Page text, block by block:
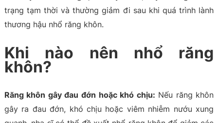
trạng tạm thời và thường giảm đi sau khi quá trình lành
thương hậu nhổ răng khôn.
Khi nào nên nhổ răng
khôn?
Răng khôn gây đau đớn hoặc khó chịu: Nếu răng khôn
gây ra đau đớn, khó chịu hoặc viêm nhiễm nướu xung